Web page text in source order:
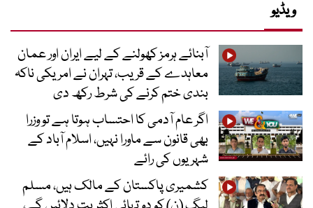
ویڈیو
آبنائے ہرمز کھولنے کے لیے ایران اور عمان
معاہدے کے قریب، تہران نے امریکی ناکہ
بندی ختم کرنے کی شرط رکھ دی
اگر عام آدمی کا احتساب ہوتا ہے تو وزرا
بھی قانون سے ماورا نہیں، اسلام آباد کے
شہریوں کی رائے
کشمیری پاکستان کے مالک ہیں، مسلم